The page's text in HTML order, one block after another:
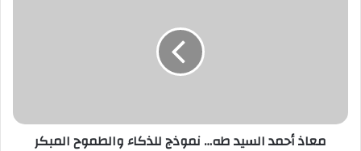
معاذ أحمد السيد طه… نموذج للذكاء والطموح المبكر